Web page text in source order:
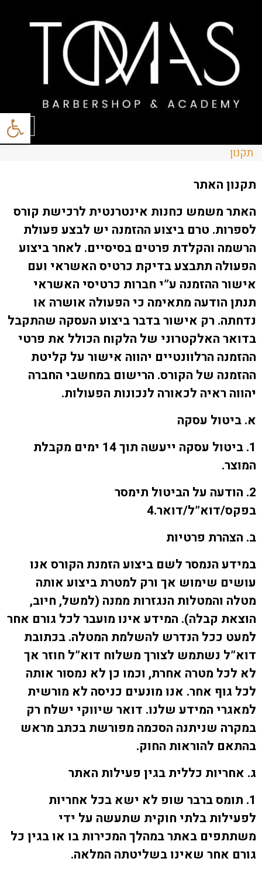
פתח
תקנון
תקנון האתר
האתר משמש כחנות אינטרנטית לרכישת קורס
לספרות. טרם ביצוע ההזמנה יש לבצע פעולת
הרשמה והקלדת פרטים בסיסיים. לאחר ביצוע
הפעולה תתבצע בדיקת כרטיס האשראי ועם
אישור ההזמנה ע”י חברות כרטיסי האשראי
תנתן הודעה מתאימה כי הפעולה אושרה או
נדחתה. רק אישור בדבר ביצוע העסקה שהתקבל
בדואר האלקטרוני של הלקוח הכולל את פרטי
ההזמנה הרלוונטיים יהווה אישור על קליטת
ההזמנה של הקורס. הרישום במחשבי החברה
יהווה ראיה לכאורה לנכונות הפעולות.
א. ביטול עסקה
1. ביטול עסקה ייעשה תוך 14 ימים מקבלת
המוצר.
2. הודעה על הביטול תימסר
בפקס/דוא”ל/דואר.4
ב. הצהרת פרטיות
במידע הנמסר לשם ביצוע הזמנת הקורס אנו
עושים שימוש אך ורק למטרת ביצוע אותה
מטלה והמטלות הנגזרות ממנה (למשל, חיוב,
הוצאת קבלה). המידע אינו מועבר לכל גורם אחר
למעט ככל הנדרש להשלמת המטלה. בכתובת
דוא”ל נשתמש לצורך משלוח דוא”ל חוזר אך
לא לכל מטרה אחרת, וכמו כן לא נמסור אותה
לכל גוף אחר. אנו מונעים כניסה לא מורשית
למאגרי המידע שלנו. דואר שיווקי ישלח רק
במקרה שניתנה הסכמה מפורשת בכתב מראש
בהתאם להוראות החוק.
ג. אחריות כללית בגין פעילות האתר
1. תומס ברבר שופ לא ישא בכל אחריות
לפעילות בלתי חוקית שתעשה על ידי
משתתפים באתר במהלך המכירות בו או בגין כל
גורם אחר שאינו בשליטתה המלאה.